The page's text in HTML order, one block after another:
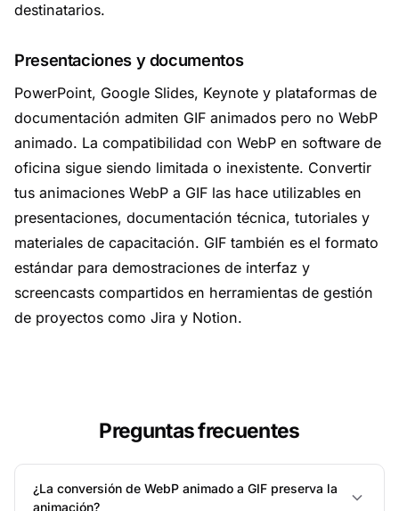
destinatarios.
Presentaciones y documentos
PowerPoint, Google Slides, Keynote y plataformas de
documentación admiten GIF animados pero no WebP
animado. La compatibilidad con WebP en software de
oficina sigue siendo limitada o inexistente. Convertir
tus animaciones WebP a GIF las hace utilizables en
presentaciones, documentación técnica, tutoriales y
materiales de capacitación. GIF también es el formato
estándar para demostraciones de interfaz y
screencasts compartidos en herramientas de gestión
de proyectos como Jira y Notion.
Preguntas frecuentes
¿La conversión de WebP animado a GIF preserva la
animación?